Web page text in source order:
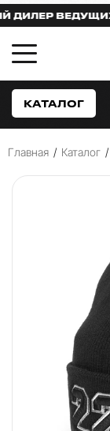
ВЕДУЩИХ
КАТАЛОГ
Главная / Каталог /